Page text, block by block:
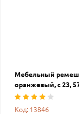
Мебельный
оранжевый, с 23,
Код: 13846